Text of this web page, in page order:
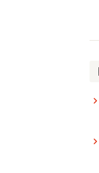
て